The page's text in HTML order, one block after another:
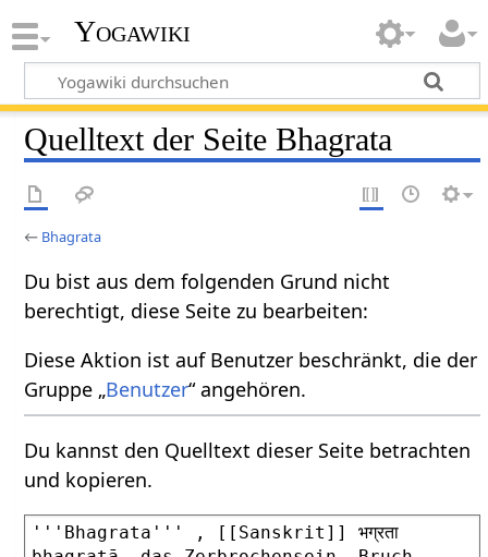
Yogawiki
Quelltext der Seite Bhagrata
← Bhagrata
Du bist aus dem folgenden Grund nicht
berechtigt, diese Seite zu bearbeiten:
Diese Aktion ist auf Benutzer beschränkt, die der
Gruppe „Benutzer“ angehören.
Du kannst den Quelltext dieser Seite betrachten
und kopieren.